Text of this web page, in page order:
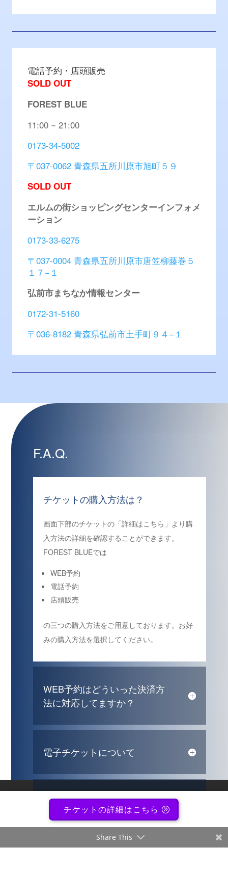
電話予約・店頭販売
SOLD OUT
FOREST BLUE
11:00 ~ 21:00
0173-34-5002
〒037-0062 青森県五所川原市旭町５９
SOLD OUT
エルムの街ショッピングセンターインフォメ
ーション
0173-33-6275
〒037-0004 青森県五所川原市唐笠柳藤巻５
１７−１
弘前市まちなか情報センター
0172-31-5160
〒036-8182 青森県弘前市土手町９４−１
F.A.Q.
チケットの購入方法は？
画面下部のチケットの「詳細はこちら」より購
入方法の詳細を確認することができます。
FOREST BLUEでは
WEB予約
電話予約
店頭販売
の三つの購入方法をご用意しております。お好
みの購入方法を選択してください。
WEB予約はどういった決済方
法に対応してますか？
電子チケットについて
チケット裏面の個人情報記入
についてチケットの詳細はこちら
Share This